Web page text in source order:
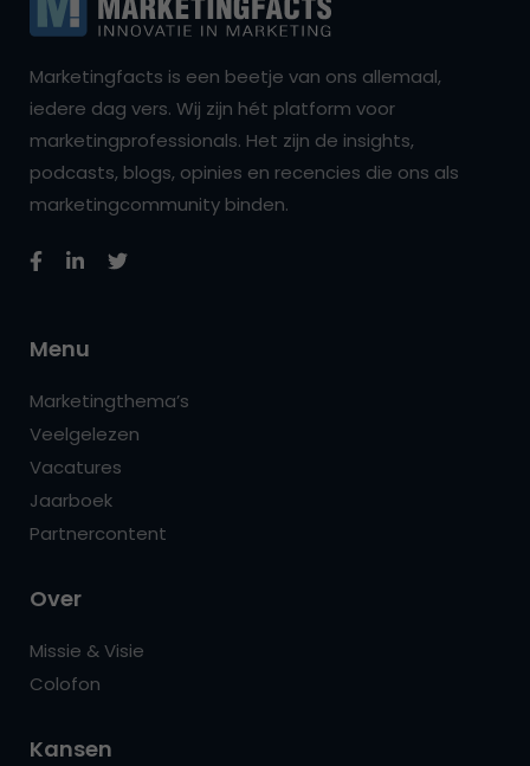
Marketingfacts is een beetje van ons allemaal,
iedere dag vers. Wij zijn hét platform voor
marketingprofessionals. Het zijn de insights,
podcasts, blogs, opinies en recencies die ons als
marketingcommunity binden.
Menu
Marketingthema’s
Veelgelezen
Vacatures
Jaarboek
Partnercontent
Over
Missie & Visie
Colofon
Kansen